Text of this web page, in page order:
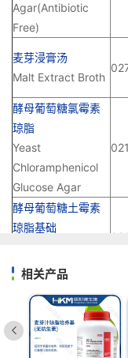
Agar(Antibiotic
Free)
麦芽浸膏汤
Malt Extract Broth
酵母葡萄糖氯霉素
琼脂
Yeast
Chloramphenicol
Glucose Agar
酵母葡萄糖土霉素
琼脂基础
Glucose Agar Base
肉汤
M-Green Yeast
and Mold Broth
相关产品